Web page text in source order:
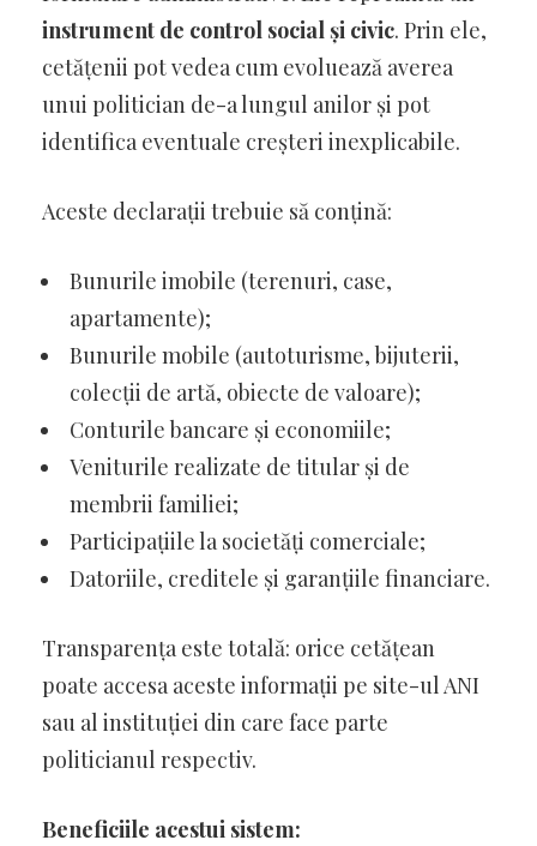
instrument de control social și civic. Prin ele,
cetățenii pot vedea cum evoluează averea
unui politician de-a lungul anilor și pot
identifica eventuale creșteri inexplicabile.
Aceste declarații trebuie să conțină:
Bunurile imobile (terenuri, case,
apartamente);
Bunurile mobile (autoturisme, bijuterii,
colecții de artă, obiecte de valoare);
Conturile bancare și economiile;
Veniturile realizate de titular și de
membrii familiei;
Participațiile la societăți comerciale;
Datoriile, creditele și garanțiile financiare.
Transparența este totală: orice cetățean
poate accesa aceste informații pe site-ul ANI
sau al instituției din care face parte
politicianul respectiv.
Beneficiile acestui sistem: